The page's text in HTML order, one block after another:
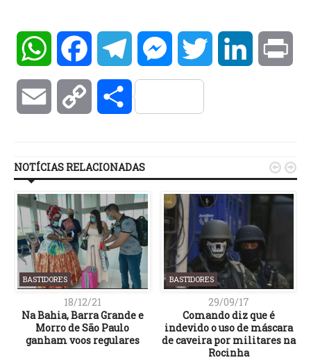
WhatsAppFacebookTelegramMessengerTwitter LinkedIn
Email Copy Compartilhar
NOTÍCIAS RELACIONADAS
BASTIDORES
18/12/21
Na Bahia, Barra Grande e
Morro de São Paulo
ganham voos regulares
BASTIDORES
29/09/17
Comando diz que é
indevido o uso de máscara
de caveira por militares na
Rocinha
 